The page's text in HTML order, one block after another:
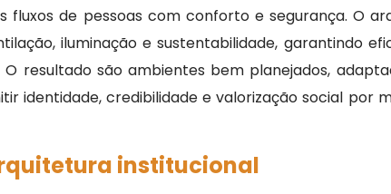
fluxos de pessoas com conforto e segurança. O
iluminação e sustentabilidade, garantindo
resultado são ambientes bem planejados,
identidade, credibilidade e valorização social por
institucional